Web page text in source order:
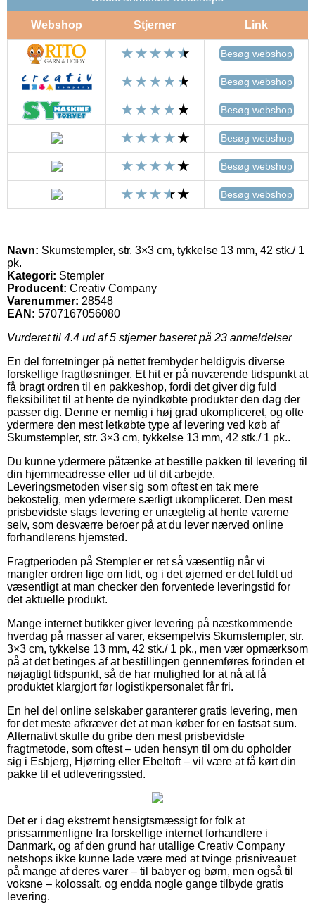
Webshop Stjerner Link
Besøg webshop
Besøg webshop
Besøg webshop
Besøg webshop
Besøg webshop
Besøg webshop
Navn: Skumstempler, str. 3×3 cm, tykkelse 13 mm, 42 stk./ 1
pk.
Kategori: Stempler
Producent: Creativ Company
Varenummer: 28548
EAN: 5707167056080
Vurderet til 4.4 ud af 5 stjerner baseret på 23 anmeldelser
En del forretninger på nettet frembyder heldigvis diverse
forskellige fragtløsninger. Et hit er på nuværende tidspunkt at
få bragt ordren til en pakkeshop, fordi det giver dig fuld
fleksibilitet til at hente de nyindkøbte produkter den dag der
passer dig. Denne er nemlig i høj grad ukompliceret, og ofte
ydermere den mest letkøbte type af levering ved køb af
Skumstempler, str. 3×3 cm, tykkelse 13 mm, 42 stk./ 1 pk..
Du kunne ydermere påtænke at bestille pakken til levering til
din hjemmeadresse eller ud til dit arbejde.
Leveringsmetoden viser sig som oftest en tak mere
bekostelig, men ydermere særligt ukompliceret. Den mest
prisbevidste slags levering er unægtelig at hente varerne
selv, som desværre beroer på at du lever nærved online
forhandlerens hjemsted.
Fragtperioden på Stempler er ret så væsentlig når vi
mangler ordren lige om lidt, og i det øjemed er det fuldt ud
væsentligt at man checker den forventede leveringstid for
det aktuelle produkt.
Mange internet butikker giver levering på næstkommende
hverdag på masser af varer, eksempelvis Skumstempler, str.
3×3 cm, tykkelse 13 mm, 42 stk./ 1 pk., men vær opmærksom
på at det betinges af at bestillingen gennemføres forinden et
nøjagtigt tidspunkt, så de har mulighed for at nå at få
produktet klargjort før logistikpersonalet får fri.
En hel del online selskaber garanterer gratis levering, men
for det meste afkræver det at man køber for en fastsat sum.
Alternativt skulle du gribe den mest prisbevidste
fragtmetode, som oftest – uden hensyn til om du opholder
sig i Esbjerg, Hjørring eller Ebeltoft – vil være at få kørt din
pakke til et udleveringssted.
Det er i dag ekstremt hensigtsmæssigt for folk at
prissammenligne fra forskellige internet forhandlere i
Danmark, og af den grund har utallige Creativ Company
netshops ikke kunne lade være med at tvinge prisniveauet
på mange af deres varer – til babyer og børn, men også til
voksne – kolossalt, og endda nogle gange tilbyde gratis
levering.